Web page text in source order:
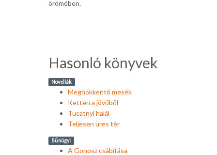
örömében.
Hasonló könyvek
Novellák
Meghökkentő mesék
Ketten a jövőből
Tucatnyi halál
Teljesen üres tér
Bűnügyi
A Gonosz csábítása